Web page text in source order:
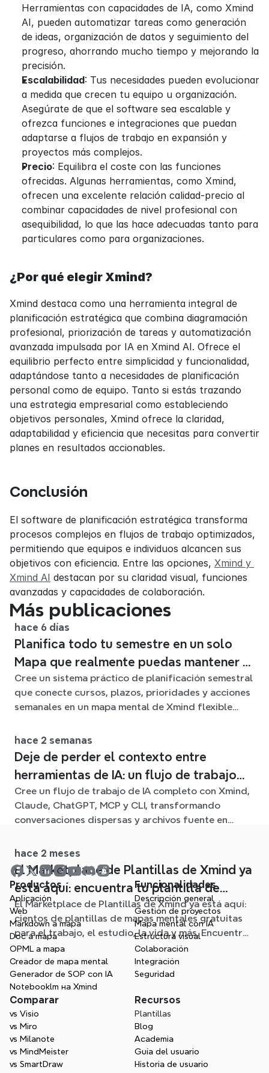
Herramientas con capacidades de IA, como Xmind
AI, pueden automatizar tareas como generación
de ideas, organización de datos y seguimiento del
progreso, ahorrando mucho tiempo y mejorando la
precisión.
Escalabilidad: Tus necesidades pueden evolucionar
a medida que crecen tu equipo u organización.
Asegúrate de que el software sea escalable y
ofrezca funciones e integraciones que puedan
adaptarse a flujos de trabajo en expansión y
proyectos más complejos.
Precio: Equilibra el coste con las funciones
ofrecidas. Algunas herramientas, como Xmind,
ofrecen una excelente relación calidad-precio al
combinar capacidades de nivel profesional con
asequibilidad, lo que las hace adecuadas tanto para
particulares como para organizaciones.
¿Por qué elegir Xmind?
Xmind destaca como una herramienta integral de
planificación estratégica que combina diagramación
profesional, priorización de tareas y automatización
avanzada impulsada por IA en Xmind AI. Ofrece el
equilibrio perfecto entre simplicidad y funcionalidad,
adaptándose tanto a necesidades de planificación
personal como de equipo. Tanto si estás trazando
una estrategia empresarial como estableciendo
objetivos personales, Xmind ofrece la claridad,
adaptabilidad y eficiencia que necesitas para convertir
planes en resultados accionables.
Conclusión
El software de planificación estratégica transforma
procesos complejos en flujos de trabajo optimizados,
permitiendo que equipos e individuos alcancen sus
objetivos con eficiencia. Entre las opciones, Xmind y
Xmind AI destacan por su claridad visual, funciones
avanzadas y capacidades de colaboración.
Más publicaciones
hace 6 días
Planifica todo tu semestre en un solo
Mapa que realmente puedas mantener al
día
Cree un sistema práctico de planificación semestral
que conecte cursos, plazos, prioridades y acciones
semanales en un mapa mental de Xmind flexible
hace 2 semanas
Deje de perder el contexto entre
herramientas de IA: un flujo de trabajo
conectado con Xmind
Cree un flujo de trabajo de IA completo con Xmind,
Claude, ChatGPT, MCP y CLI, transformando
conversaciones dispersas y archivos fuente en
hace 2 meses
El Marketplace de Plantillas de Xmind ya
está aquí: encuentra tu plantilla de
mapa mental para cualquier situación
El Marketplace de Plantillas de Xmind ya está aquí:
cientos de plantillas de mapas mentales gratuitas
para el trabajo, el estudio, la vida y más. Encuentra
el punto de partida ideal y olvídate de la página en
blanco.
Productos
Aplicación
Web
Markdown a mapa
Doc a mapa
OPML a mapa
Creador de mapa mental
Generador de SOP con IA
Notebooklm на Xmind
Funcionalidades
Descripción general
Gestión de proyectos
Mapa mental con IA
Estructura visual
Colaboración
Integración
Seguridad
Comparar
vs Visio
vs Miro
vs Milanote
vs MindMeister
vs SmartDraw
Recursos
Plantillas
Blog
Academia
Guía del usuario
Historia de usuario